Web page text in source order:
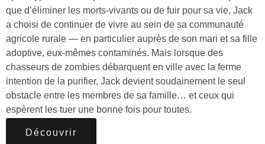
que d’éliminer les morts-vivants ou de fuir pour sa vie, Jack
a choisi de continuer de vivre au sein de sa communauté
agricole rurale — en particulier auprès de son mari et sa fille
adoptive, eux-mêmes contaminés. Mais lorsque des
chasseurs de zombies débarquent en ville avec la ferme
intention de la purifier, Jack devient soudainement le seul
obstacle entre les membres de sa famille… et ceux qui
espèrent les tuer une bonne fois pour toutes.
Découvrir